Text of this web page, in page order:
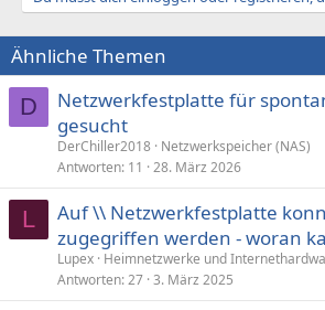
Ähnliche Themen
D
Netzwerkfestplatte für
gesucht
DerChiller2018 Netzwerkspeicher (NAS)
Antworten 11 28. März 2026
L
Auf \\ Netzwerkfestplatte
zugegriffen werden - woran
Lupex Heimnetzwerke und
Antworten 27 3. März 2025